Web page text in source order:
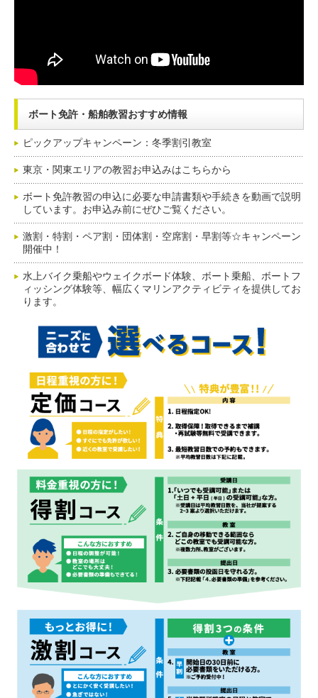
ボート免許・船舶教習おすすめ情報
ピックアップキャンペーン：冬季割引教室
東京・関東エリアの教習お申込みはこちらから
ボート免許教習の申込に必要な申請書類や手続きを動画で説明
しています。お申込み前にぜひご覧ください。
激割・特割・ペア割・団体割・空席割・早割等☆キャンペーン
開催中！
水上バイク乗船やウェイクボード体験、ボート乗船、ボートフ
ィッシング体験等、幅広くマリンアクティビティを提供してお
ります。